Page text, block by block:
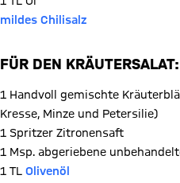
mildes Chilisalz
FÜR DEN KRÄUTERSALAT:
1 Handvoll gemischte
Kresse, Minze und Petersilie)
1 Spritzer Zitronensaft
1 Msp. abgeriebene
1 TL Olivenöl